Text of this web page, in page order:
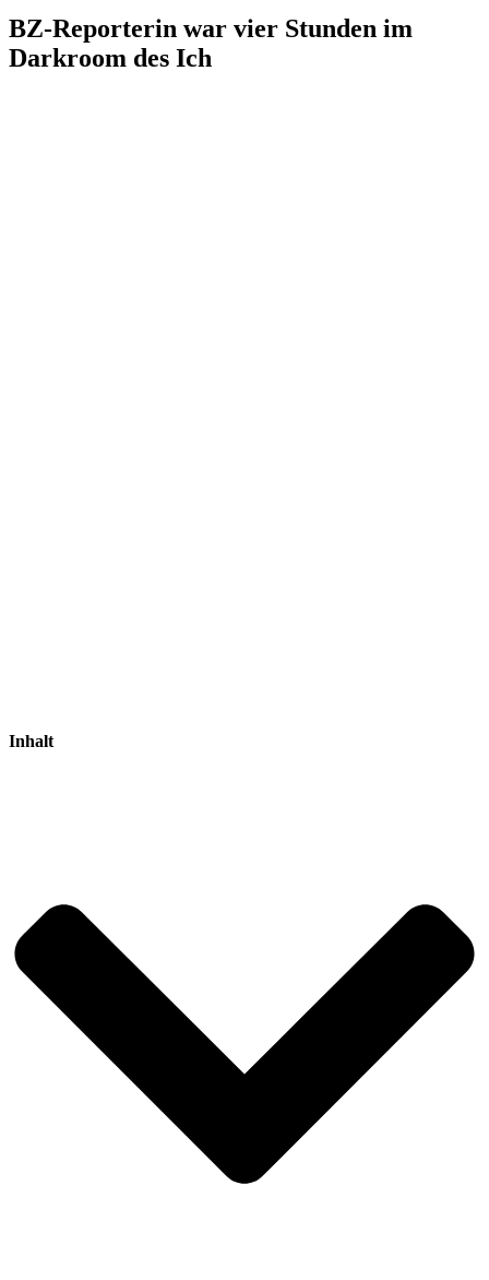
BZ-Reporterin war vier Stunden im
Darkroom des Ich
Inhalt